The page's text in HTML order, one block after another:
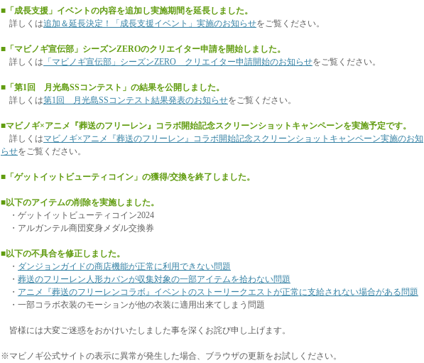
■「成長支援」イベントの内容を追加し実施期間を延長しました。
詳しくは追加＆延長決定！「成長支援イベント」実施のお知らせをご覧ください。
■「マビノギ宣伝部」シーズンZEROのクリエイター申請を開始しました。
詳しくは 「マビノギ宣伝部」シーズンZERO クリエイター申請開始のお知らせをご覧ください。
■「第1回 月光島SSコンテスト」の結果を公開しました。
詳しくは第1回 月光島SSコンテスト結果発表のお知らせをご覧ください。
■マビノギ×アニメ『葬送のフリーレン』コラボ開始記念スクリーンショットキャンペーンを実施予定です。
詳しくはマビノギ×アニメ『葬送のフリーレン』コラボ開始記念スクリーンショットキャンペーン実施のお知
らせをご覧ください。
■「ゲットイットビューティコイン」の獲得/交換を終了しました。
■以下のアイテムの削除を実施しました。
・ゲットイットビューティコイン2024
・アルガンテル商団変身メダル交換券
■以下の不具合を修正しました。
・ ダンジョンガイドの商店機能が正常に利用できない問題
・ 葬送のフリーレン人形カバンが収集対象の一部アイテムを拾わない問題
・ アニメ『葬送のフリーレンコラボ』イベントのストーリークエストが正常に支給されない場合がある問題
・一部コラボ衣装のモーションが他の衣装に適用出来てしまう問題
皆様には大変ご迷惑をおかけいたしました事を深くお詫び申し上げます。
※マビノギ公式サイトの表示に異常が発生した場合、ブラウザの更新をお試しください。